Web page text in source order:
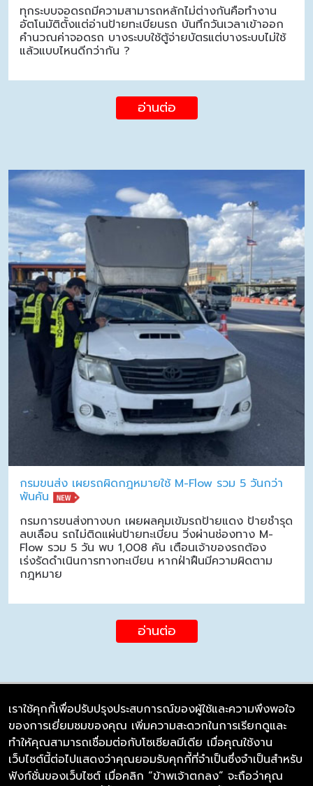
ทุกระบบจอดรถมีความสามารถหลักไม่ต่างกันคือทำงาน
อัตโนมัติตั้งแต่อ่านป้ายทะเบียนรถ บันทึกวันเวลาเข้าออก
คำนวณค่าจอดรถ บางระบบใช้ตู้จ่ายบัตรแต่บางระบบไม่ใช้
แล้วแบบไหนดีกว่ากัน ?
อ่านต่อ
กรมขนส่ง เผยรถผิดกฎหมายใช้ M-Flow รวม 5 วันกว่า
พันคัน
กรมการขนส่งทางบก เผยผลคุมเข้มรถป้ายแดง ป้ายชำรุด
ลบเลือน รถไม่ติดแผ่นป้ายทะเบียน วิ่งผ่านช่องทาง M-
Flow รวม 5 วัน พบ 1,008 คัน เตือนเจ้าของรถต้อง
เร่งรัดดำเนินการทางทะเบียน หากฝ่าฝืนมีความผิดตาม
กฎหมาย
อ่านต่อ
บริษัท ซิมลิงค์ จำกัด
98/226 Bangrakyai-Baanmai Road,
Bangyai, Nonthaburi 11140
เราใช้คุกกี้เพื่อปรับปรุงประสบการณ์ของผู้ใช้และความพึงพอใจ
ของการเยี่ยมชมของคุณ เพิ่มความสะดวกในการเรียกดูและ
ทำให้คุณสามารถเชื่อมต่อกับโซเชียลมีเดีย เมื่อคุณใช้งาน
เว็บไซต์นี้ต่อไปแสดงว่าคุณยอมรับคุกกี้ที่จำเป็นซึ่งจำเป็นสำหรับ
ฟังก์ชั่นของเว็บไซต์ เมื่อคลิก “ข้าพเจ้าตกลง” จะถือว่าคุณ